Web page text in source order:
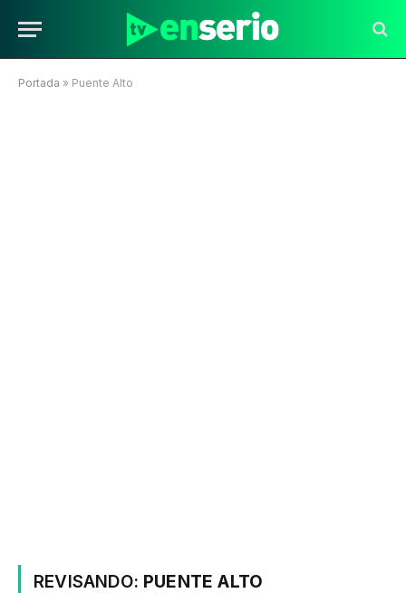
Portada » Puente Alto
REVISANDO: PUENTE ALTO